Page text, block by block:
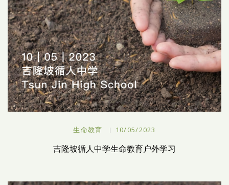
生命教育 10/05/2023
吉隆坡循人中学生命教育户外学习